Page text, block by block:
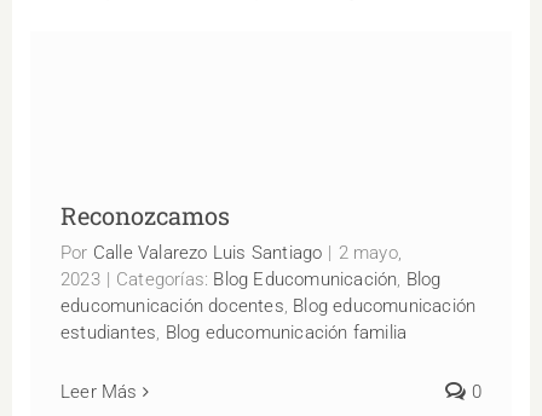
Reconozcamos
Por Calle Valarezo Luis Santiago | 2 mayo,
2023 | Categorías: Blog Educomunicación, Blog
educomunicación docentes, Blog educomunicación
estudiantes, Blog educomunicación familia
Leer Más 0